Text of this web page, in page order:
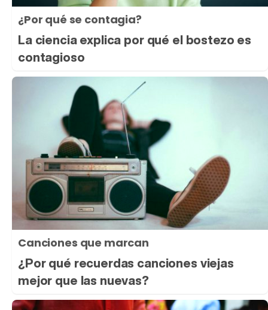
¿Por qué se contagia?
La ciencia explica por qué el bostezo es
contagioso
Canciones que marcan
¿Por qué recuerdas canciones viejas
mejor que las nuevas?